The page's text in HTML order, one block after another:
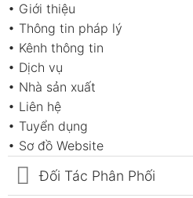
• Giới thiệu
• Thông tin pháp lý
• Kênh thông tin
• Dịch vụ
• Nhà sản xuất
• Liên hệ
• Tuyển dụng
• Sơ đồ Website
Đối Tác Phân Phối